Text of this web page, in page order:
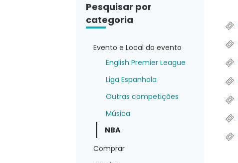
Pesquisar por
categoria
Evento e Local do evento
English Premier League
Liga Espanhola
Outras competições
Música
NBA
Comprar